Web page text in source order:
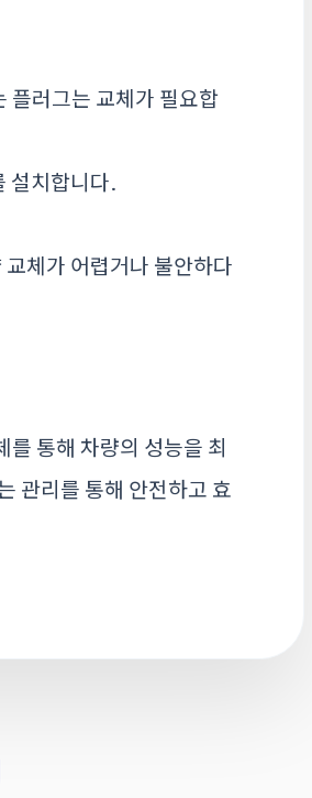
플러그는 교체가 필요합
설치합니다.
체가 어렵거나 불안하다
통해 차량의 성능을 최
관리를 통해 안전하고 효